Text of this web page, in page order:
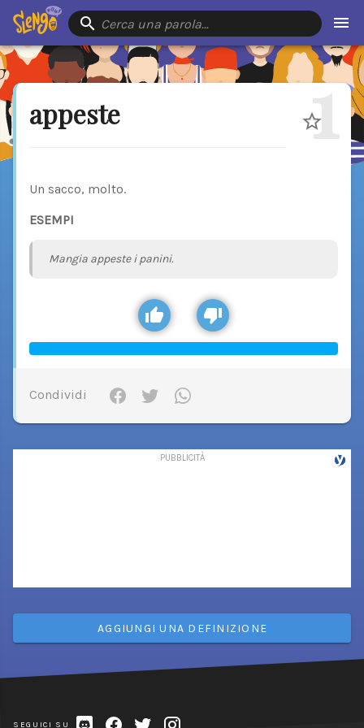
Cerca una parola…
appeste 1
Un sacco, molto.
ESEMPI
Mangia appeste i panini.
Condividi
AGGIUNGI UNA DEFINIZIONE
SEGUICI SU